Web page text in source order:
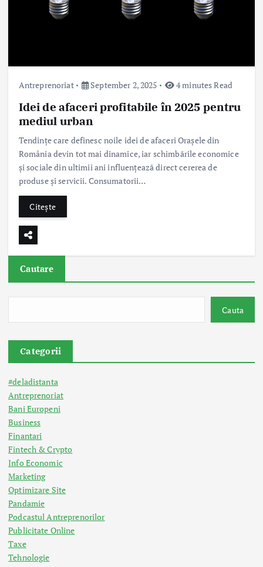
Antreprenoriat September 2, 2025 4 minutes Read
Idei de afaceri profitabile în 2025 pentru
mediul urban
Tendințe care definesc noile idei de afaceri Orașele din
România devin tot mai dinamice, iar schimbările economice
și sociale din ultimii ani influențează direct cererea de
produse și servicii. Consumatorii…
Citește
Cautare
Cauta
Categorii
#deladistanta
Antreprenoriat
Bani Europeni
Business
Finantari
Fintech & Crypto
Info Economic
Marketing
Optimizare Site
Pandamie
Podcastul Antreprenorilor
Publicitate Online
Taxe
Tehnologie